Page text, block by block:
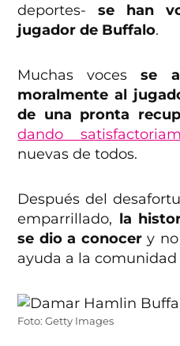
deportes-se han
jugador de Buffalo.
Muchas vocesse
moralmente al
de una pronta
dando
nuevas de todos.
Después del
emparrillado, la
se dio a conocery
ayuda a la comunidad
Foto: Getty Images